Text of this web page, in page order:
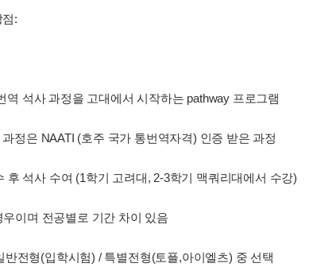
:
역 석사 과정을 고대에서 시작하는 pathway 프로그램
과정은 NAATI (호주 국가 통번역자격) 인증 받은 과정
후 석사 수여 (1학기 고려대, 2-3학기 맥쿼리대에서 수강)
우이며 전공별로 기간 차이 있음
반전형(입학시험) / 특별전형(토플,아이엘츠) 중 선택